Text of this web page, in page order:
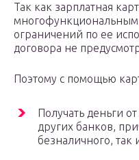
Так как зарплатная
ограничений по ее
договора не
Поэтому с помощью
Получать деньги
других банков,
безналичного, так